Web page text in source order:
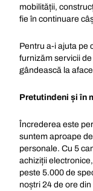
mobilității,
fie în continuare
Pentru a-i ajuta pe
furnizăm servicii
gândească la
Pretutindeni și în
Încrederea este
suntem aproape
personale. Cu 5
achiziții
peste 5.000 de
noștri 24 de ore